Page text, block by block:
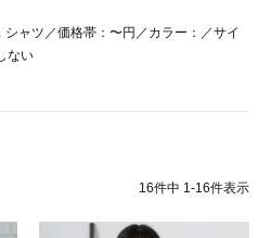
ャツ／価格帯：〜円／カラー：／サイ
ない
16件中 1-16件表示